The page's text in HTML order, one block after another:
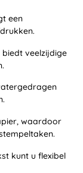
een
veelzijdige
waardoor
kunt u flexibel